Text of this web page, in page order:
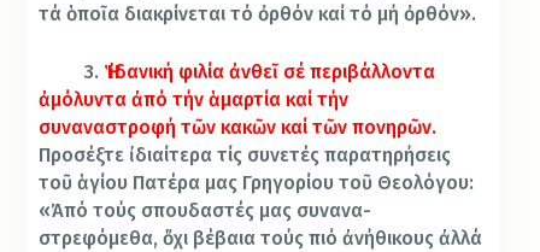
τά ὁποῖα διακρίνεται τό ὀρθόν καί τό μή ὀρθόν».
3. Ἡ ἰδανική φιλία ἀνθεῖ σέ περιβάλλοντα
ἀμόλυντα ἀπό τήν ἁμαρτία καί τήν
συναναστροφή τῶν κακῶν καί τῶν πονηρῶν.
Προσέξτε ἰδιαίτερα τίς συνετές παρατηρήσεις
τοῦ ἁγίου Πατέρα μας Γρηγορίου τοῦ Θεολόγου:
«Ἀπό τούς σπουδαστές μας συνανα-
στρεφόμεθα, ὄχι βέβαια τούς πιό ἀνήθικους ἀλλά